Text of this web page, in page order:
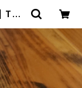
THE